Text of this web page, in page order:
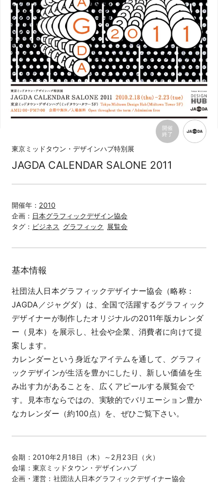
開催
終了
東京ミッドタウン・デザインハブ特別展
JAGDA CALENDAR SALONE 2011
開催年： 2010
企画： 日本グラフィックデザイン協会
タグ： ビジネス グラフィック 展覧会
基本情報
社団法人日本グラフィックデザイナー協会（略称：
JAGDA／ジャグダ）は、全国で活躍するグラフィック
デザイナーが制作したオリジナルの2011年版カレンダ
ー（見本）を展示し、社会や企業、消費者に向けて提
案します。
カレンダーという身近なアイテムを通して、グラフィ
ックデザインが生活を豊かにしたり、新しい価値を生
み出す力があることを、広くアピールする展覧会で
す。見本市ならではの、実験的でバリエーション豊か
なカレンダー（約100点）を、ぜひご覧下さい。
会期：2010年2月18日（木）～2月23日（火）
会場：東京ミッドタウン・デザインハブ
企画・運営：社団法人日本グラフィックデザイナー協会